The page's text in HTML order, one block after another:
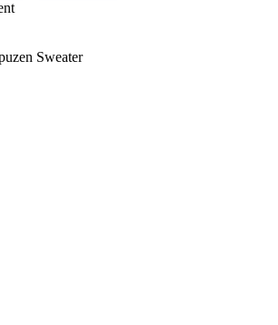
Sweater